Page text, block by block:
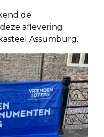
de
aflevering
Assumburg.